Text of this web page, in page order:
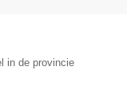
in de provincie